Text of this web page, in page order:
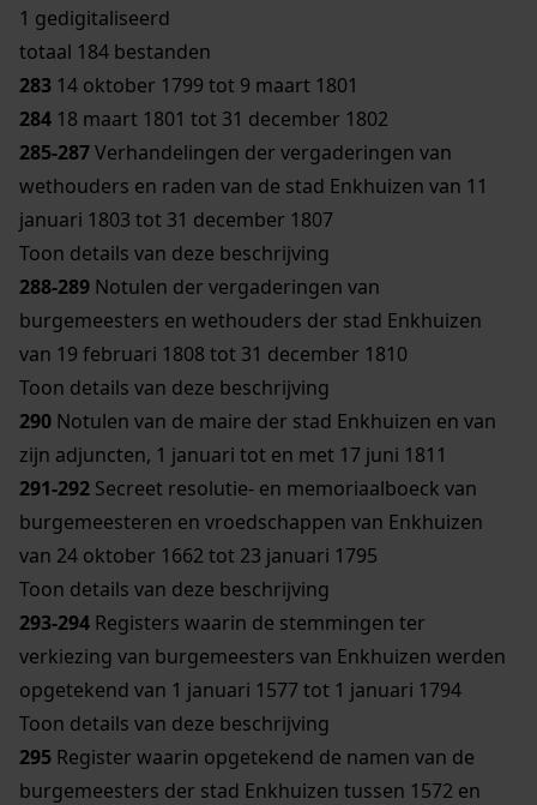
1 gedigitaliseerd
totaal 184 bestanden
283 14 oktober 1799 tot 9 maart 1801
284 18 maart 1801 tot 31 december 1802
285-287Verhandelingen der vergaderingen van
wethouders en raden van de stad Enkhuizen van 11
januari 1803 tot 31 december 1807
Toon details van deze beschrijving
288-289 Notulen der vergaderingen van
burgemeesters en wethouders der stad Enkhuizen
van 19 februari 1808 tot 31 december 1810
Toon details van deze beschrijving
290 Notulen van de maire der stad Enkhuizen en van
zijn adjuncten, 1 januari tot en met 17 juni 1811
291-292 Secreet resolutie- en memoriaalboeck van
burgemeesteren en vroedschappen van Enkhuizen
van 24 oktober 1662 tot 23 januari 1795
Toon details van deze beschrijving
293-294 Registers waarin de stemmingen ter
verkiezing van burgemeesters van Enkhuizen werden
opgetekend van 1 januari 1577 tot 1 januari 1794
Toon details van deze beschrijving
295 Register waarin opgetekend de namen van de
burgemeesters der stad Enkhuizen tussen 1572 en